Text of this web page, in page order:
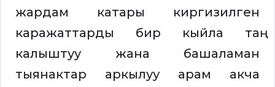
жардам катары киргизилген
каражаттарды бир кыйла таң
калыштуу жана башаламан
тыянактар аркылуу арам акча